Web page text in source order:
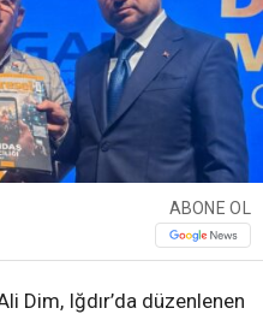
ABONE OL
Dim, Iğdır’da düzenlenen